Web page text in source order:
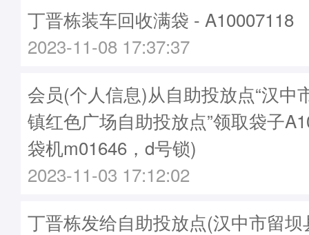
丁晋栋装车回收满袋 - A10007118
2023-11-08 17:37:37
会员(个人信息)从自助投放点“汉中
镇红色广场自助投放点”领取袋子
袋机m01646，d号锁)
2023-11-03 17:12:02
丁晋栋发给自助投放点(汉中市留